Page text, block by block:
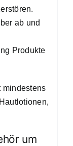
ab und
Produkte
mindestens
um